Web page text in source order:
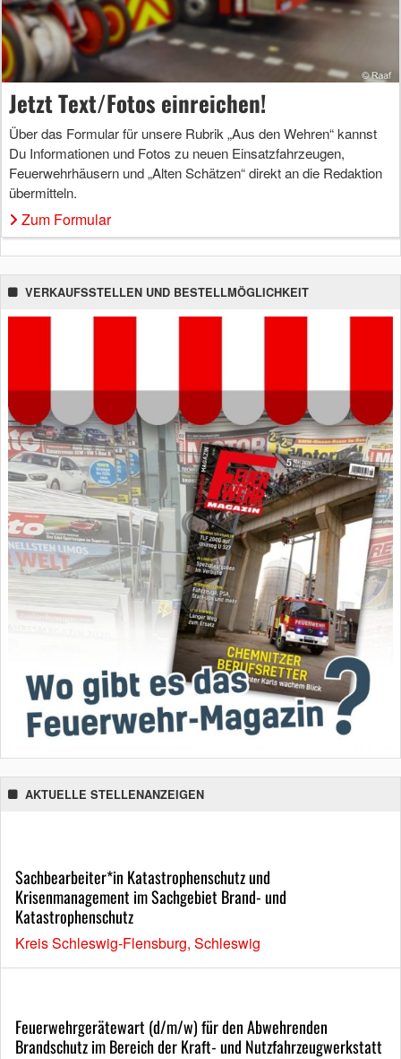
Jetzt Text/Fotos einreichen!
Über das Formular für unsere Rubrik „Aus den Wehren“ kannst
Du Informationen und Fotos zu neuen Einsatzfahrzeugen,
Feuerwehrhäusern und „Alten Schätzen“ direkt an die Redaktion
übermitteln.
Zum Formular
VERKAUFSSTELLEN UND BESTELLMÖGLICHKEIT
AKTUELLE STELLENANZEIGEN
Sachbearbeiter*in Katastrophenschutz und
Krisenmanagement im Sachgebiet Brand- und
Katastrophenschutz
Kreis Schleswig-Flensburg, Schleswig
Feuerwehrgerätewart (d/m/w) für den Abwehrenden
Brandschutz im Bereich der Kraft- und Nutzfahrzeugwerkstatt